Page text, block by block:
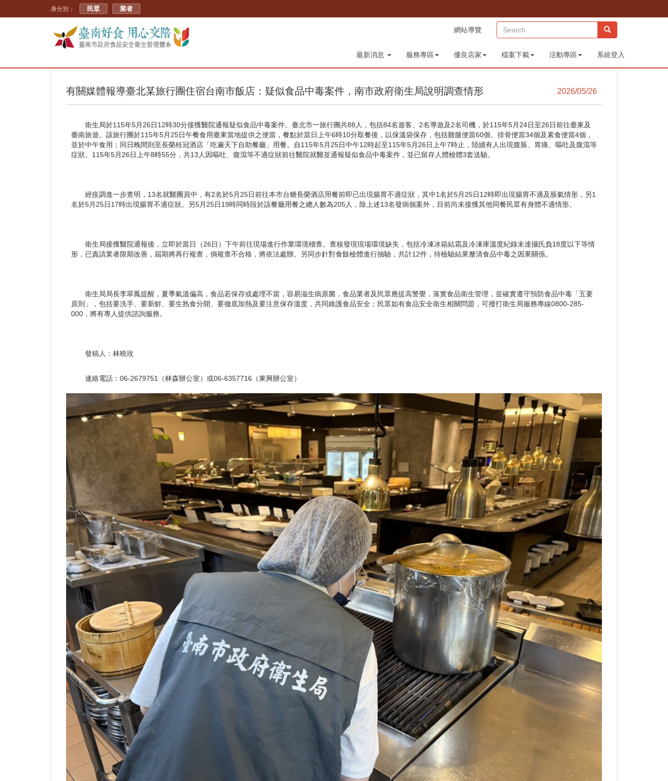
身分別： 民眾 業者
網站導覽 (sitemap)
最新消息 服務專區 優良店家 檔案下載 活動專區 系統登入
有關媒體報導臺北某旅行團住宿台南市飯店：疑似食品中毒案件，南市政府衛生局說明調查情形 2026/05/26
衛生局於115年5月26日12時30分接獲醫院通報疑似食品中毒案件。臺北市一旅行團共88人，包括84名遊客、2名導遊及2名司機，於115年5月24日至26日前往臺東及
臺南旅遊。該旅行團於115年5月25日午餐食用臺東當地提供之便當，餐點於當日上午6時10分取餐後，以保溫袋保存，包括雞腿便當60個、排骨便當34個及素食便當4個，
並於中午食用；同日晚間則至長榮桂冠酒店「吃遍天下自助餐廳」用餐。自115年5月25日中午12時起至115年5月26日上午7時止，陸續有人出現腹脹、胃痛、嘔吐及腹瀉等
症狀。115年5月26日上午8時55分，共13人因嘔吐、腹瀉等不適症狀前往醫院就醫並通報疑似食品中毒案件，並已留存人體檢體3套送驗。
經疫調進一步查明，13名就醫團員中，有2名於5月25日前往本市台糖長榮酒店用餐前即已出現腸胃不適症狀，其中1名於5月25日12時即出現腸胃不適及脹氣情形，另1
名於5月25日17時出現腸胃不適症狀。另5月25日19時同時段於該餐廳用餐之總人數為205人，除上述13名發病個案外，目前尚未接獲其他同餐民眾有身體不適情形。
衛生局接獲醫院通報後，立即於當日（26日）下午前往現場進行作業環境稽查。查核發現現場環境缺失，包括冷凍冰箱結霜及冷凍庫溫度紀錄未達攝氏負18度以下等情
形，已責請業者限期改善，屆期將再行複查，倘複查不合格，將依法處辦。另同步針對食餘檢體進行抽驗，共計12件，待檢驗結果釐清食品中毒之因果關係。
衛生局局長李翠鳳提醒，夏季氣溫偏高，食品若保存或處理不當，容易滋生病原菌，食品業者及民眾應提高警覺，落實食品衛生管理，並確實遵守預防食品中毒「五要
原則」，包括要洗手、要新鮮、要生熟食分開、要徹底加熱及要注意保存溫度，共同維護食品安全；民眾如有食品安全衛生相關問題，可撥打衛生局服務專線0800-285-
000，將有專人提供諮詢服務。
發稿人：林曉玫
連絡電話：06-2679751（林森辦公室）或06-6357716（東興辦公室）